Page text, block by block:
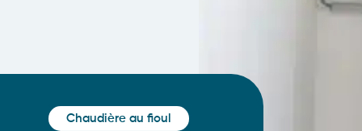
Chaudière au fioul